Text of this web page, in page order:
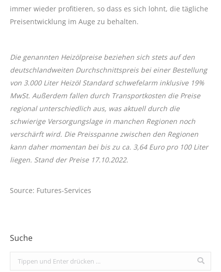
immer wieder profitieren, so dass es sich lohnt, die tägliche
Preisentwicklung im Auge zu behalten.
Die genannten Heizölpreise beziehen sich stets auf den
deutschlandweiten Durchschnittspreis bei einer Bestellung
von 3.000 Liter Heizöl Standard schwefelarm inklusive 19%
MwSt. Außerdem fallen durch Transportkosten die Preise
regional unterschiedlich aus, was aktuell durch die
schwierige Versorgungslage in manchen Regionen noch
verschärft wird. Die Preisspanne zwischen den Regionen
kann daher momentan bei bis zu ca. 3,64 Euro pro 100 Liter
liegen. Stand der Preise 17.10.2022.
Source: Futures-Services
Suche
Search: